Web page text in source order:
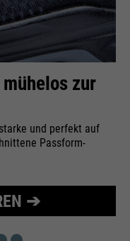
der Request-
Pixel
zur
und perfekt auf
Passform-
➔